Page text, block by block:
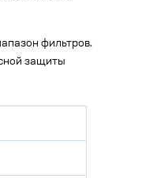
фильтров.
защиты